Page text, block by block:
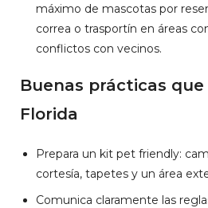
máximo de mascotas por
correa o trasportín en áreas
conflictos con vecinos.
Buenas prácticas
Florida
Prepara un kit pet friendly:
cortesía, tapetes y un área
Comunica claramente las